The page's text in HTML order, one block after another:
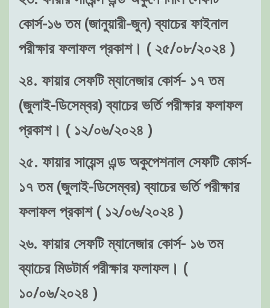
কোর্স-১৬ তম (জানুয়ারী-জুন) ব্যাচের ফাইনাল
পরীক্ষার ফলাফল প্রকাশ। ( ২৫/০৮/২০২৪ )
২৪. ফায়ার সেফটি ম্যানেজার কোর্স- ১৭ তম
(জুলাই-ডিসেম্বর) ব্যাচের ভর্তি পরীক্ষার ফলাফল
প্রকাশ। ( ১২/০৬/২০২৪ )
২৫. ফায়ার সায়েন্স এন্ড অকুপেশনাল সেফটি কোর্স-
১৭ তম (জুলাই-ডিসেম্বর) ব্যাচের ভর্তি পরীক্ষার
ফলাফল প্রকাশ ( ১২/০৬/২০২৪ )
২৬. ফায়ার সেফটি ম্যানেজার কোর্স- ১৬ তম
ব্যাচের মিডটার্ম পরীক্ষার ফলাফল। (
১০/০৬/২০২৪ )